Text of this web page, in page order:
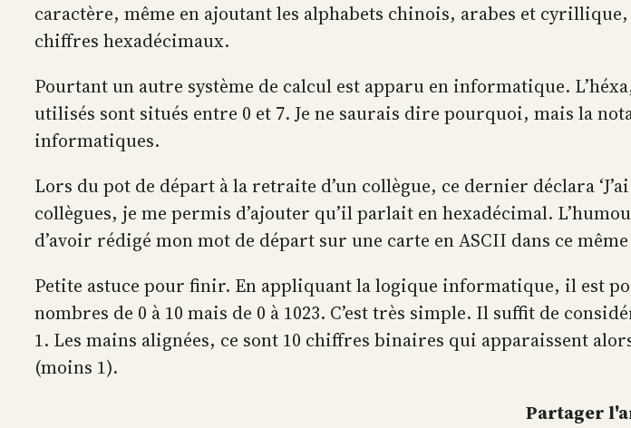
caractère, même en ajoutant les alphabets chinois, arabes et
chiffres hexadécimaux.
Pourtant un autre système de calcul est apparu en informatique.
utilisés sont situés entre 0 et 7. Je ne saurais dire pourquoi, mais la
informatiques.
Lors du pot de départ à la retraite d’un collègue, ce dernier déclara
collègues, je me permis d’ajouter qu’il parlait en hexadécimal.
d’avoir rédigé mon mot de départ sur une carte en ASCII dans ce
Petite astuce pour finir. En appliquant la logique informatique, il est
nombres de 0 à 10 mais de 0 à 1023. C’est très simple. Il suffit de
1. Les mains alignées, ce sont 10 chiffres binaires qui apparaissent
(moins 1).
Partager